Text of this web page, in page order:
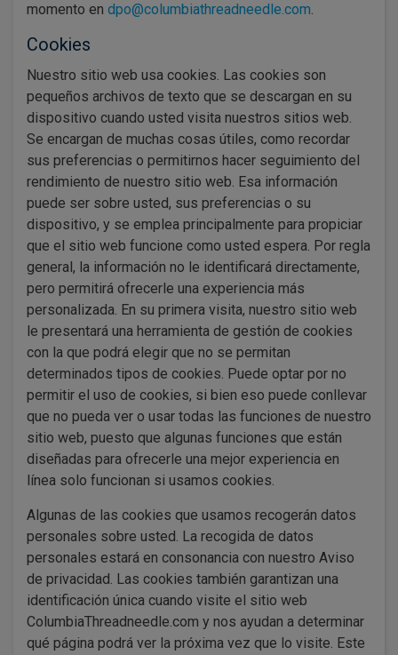
momento en dpo@columbiathreadneedle.com.
Cookies
Nuestro sitio web usa cookies. Las cookies son
pequeños archivos de texto que se descargan en su
dispositivo cuando usted visita nuestros sitios web.
Se encargan de muchas cosas útiles, como recordar
sus preferencias o permitirnos hacer seguimiento del
rendimiento de nuestro sitio web. Esa información
puede ser sobre usted, sus preferencias o su
dispositivo, y se emplea principalmente para propiciar
que el sitio web funcione como usted espera. Por regla
general, la información no le identificará directamente,
pero permitirá ofrecerle una experiencia más
personalizada. En su primera visita, nuestro sitio web
le presentará una herramienta de gestión de cookies
con la que podrá elegir que no se permitan
determinados tipos de cookies. Puede optar por no
permitir el uso de cookies, si bien eso puede conllevar
que no pueda ver o usar todas las funciones de nuestro
sitio web, puesto que algunas funciones que están
diseñadas para ofrecerle una mejor experiencia en
línea solo funcionan si usamos cookies.
Algunas de las cookies que usamos recogerán datos
personales sobre usted. La recogida de datos
personales estará en consonancia con nuestro Aviso
de privacidad. Las cookies también garantizan una
identificación única cuando visite el sitio web
ColumbiaThreadneedle.com y nos ayudan a determinar
qué página podrá ver la próxima vez que lo visite. Este